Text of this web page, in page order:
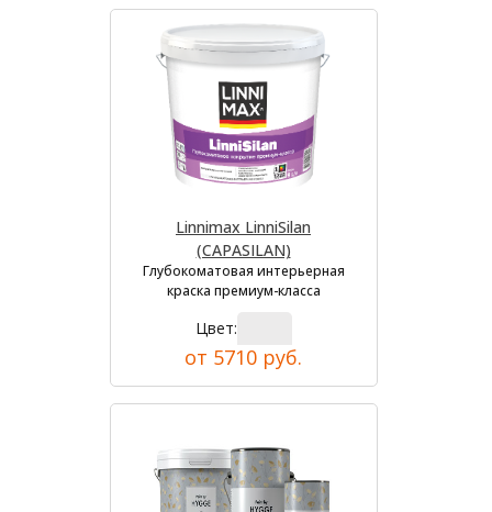
Linnimax LinniSilan
(CAPASILAN)
Глубокоматовая интерьерная
краска премиум-класса
Цвет:
от 5710 руб.